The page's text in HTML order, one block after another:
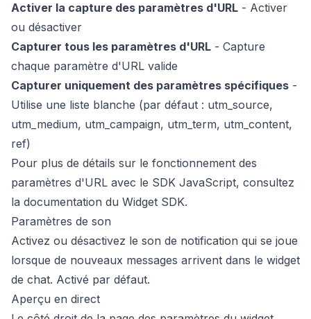
Activer la capture des paramètres d'URL - Activer
ou désactiver
Capturer tous les paramètres d'URL - Capture
chaque paramètre d'URL valide
Capturer uniquement des paramètres spécifiques -
Utilise une liste blanche (par défaut : utm_source,
utm_medium, utm_campaign, utm_term, utm_content,
ref)
Pour plus de détails sur le fonctionnement des
paramètres d'URL avec le SDK JavaScript, consultez
la documentation du Widget SDK.
Paramètres de son
Activez ou désactivez le son de notification qui se joue
lorsque de nouveaux messages arrivent dans le widget
de chat. Activé par défaut.
Aperçu en direct